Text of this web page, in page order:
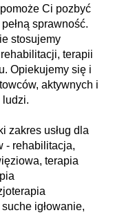
Ci pozbyć
sprawność.
stosujemy
terapii
Opiekujemy się i
aktywnych i
ludzi.
zakres usług dla
- rehabilitacja,
terapia
igłowanie,